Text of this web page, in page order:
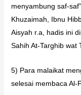
menyambung saf-
Khuzaimah, Ibnu
Aisyah r.a, hadis ini
Sahih At-Targhib wat
5) Para malaikat
selesai membaca Al-